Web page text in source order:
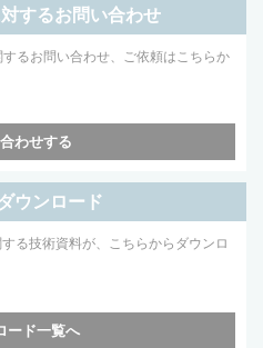
するお問い合わせ
るお問い合わせ、ご依頼はこちらか
わせする
ウンロード
る技術資料が、こちらからダウンロ
ード一覧へ